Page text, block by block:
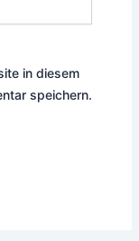
in diesem
speichern.